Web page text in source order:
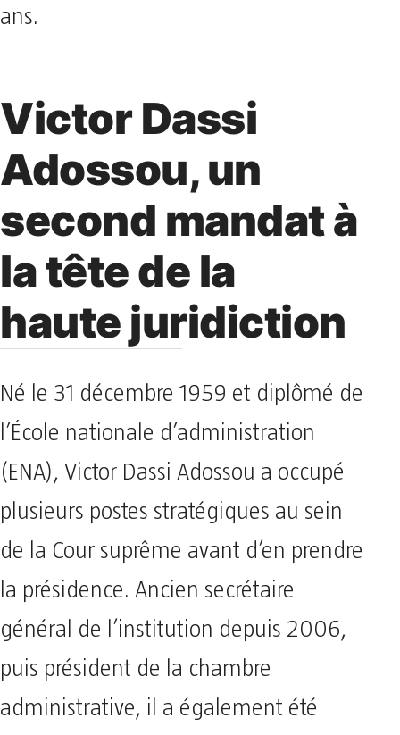
ans.
Victor Dassi
Adossou, un
second mandat à
la tête de la
haute juridiction
Né le 31 décembre 1959 et diplômé de
l’École nationale d’administration
(ENA), Victor Dassi Adossou a occupé
plusieurs postes stratégiques au sein
de la Cour suprême avant d’en prendre
la présidence. Ancien secrétaire
général de l’institution depuis 2006,
puis président de la chambre
administrative, il a également été